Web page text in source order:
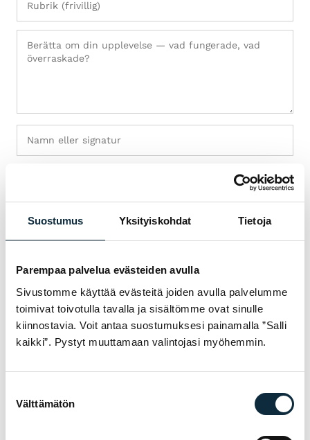
Suostumus Yksityiskohdat Tietoja
Parempaa palvelua evästeiden avulla
Sivustomme käyttää evästeitä joiden avulla palvelumme
toimivat toivotulla tavalla ja sisältömme ovat sinulle
kiinnostavia. Voit antaa suostumuksesi painamalla ”Salli
kaikki”. Pystyt muuttamaan valintojasi myöhemmin.
valinta
Välttämätön
+ Lägg till bilder (max 5)
samband med recensionen.
Recensionerna granskas före publicering.